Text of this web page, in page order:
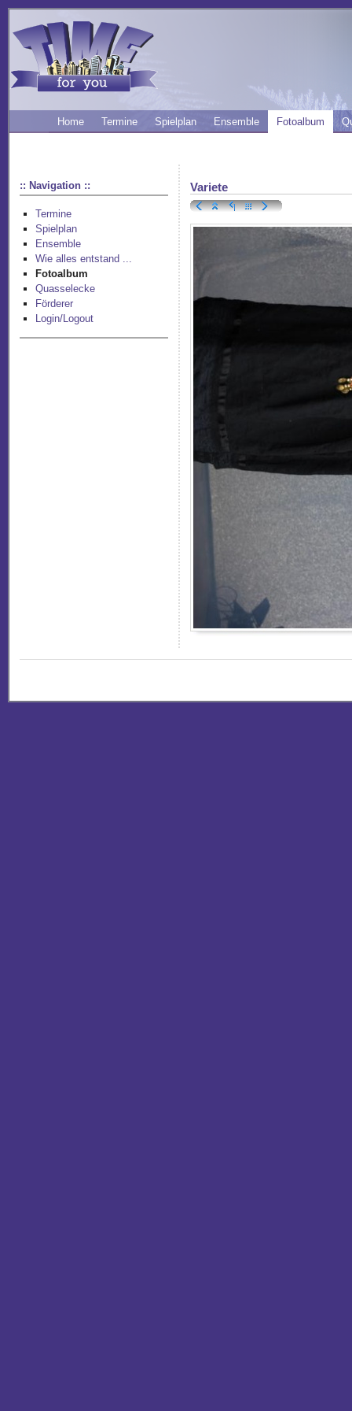
Home Termine Spielplan Ensemble Fotoalbum
:: Navigation ::
Termine
Spielplan
Ensemble
Wie alles entstand ...
Fotoalbum
Quasselecke
Förderer
Login/Logout
Variete